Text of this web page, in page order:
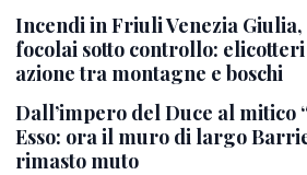
Incendi in Friuli Venezia
focolai sotto controllo:
azione tra montagne e boschi
Dall’impero del Duce al mitico
Esso: ora il muro di largo
rimasto muto